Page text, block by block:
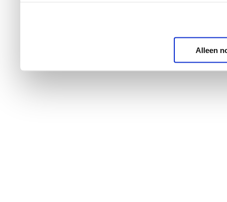
Alleen